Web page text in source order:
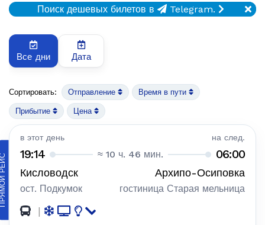
Поиск дешевых билетов в Telegram.
Все дни Дата
Сортировать: Отправление Время в пути
Прибытие Цена
РЕЙС
в этот день на след.
19:14 ≈ 10 ч. 46 мин. 06:00
Кисловодск Архипо-Осиповка
ост. Подкумок гостиница Старая мельница
|